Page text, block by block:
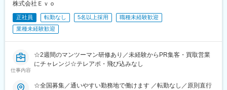
株式会社Ｅｖｏ
正社員 転勤なし 5名以上採用
職種未経験歓迎
業種未経験歓迎
仕事内容
☆2週間のマンツーマン研修あり／未経験からPR集客・買取営業
にチャレンジ☆テレアポ・飛び込みなし
☆全国募集／通いやすい勤務地で働けます ／転勤なし／原則直行